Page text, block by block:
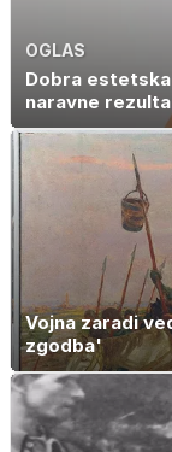
OGLAS
Dobra
naravne
Vojna zaradi
zgodba'